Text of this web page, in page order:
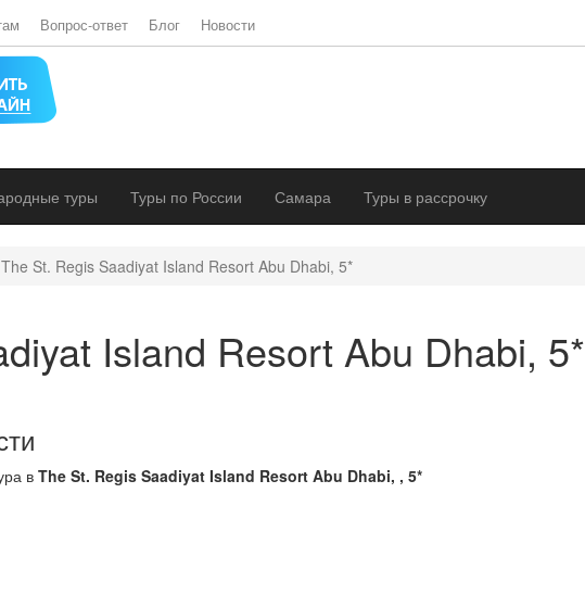
Вопрос-ответ Блог Новости
туры
Туры по России Самара Туры в рассрочку
The St. Regis Saadiyat Island Resort Abu Dhabi, 5*
Island Resort Abu Dhabi, 5*
в The St. Regis Saadiyat Island Resort Abu Dhabi, , 5*